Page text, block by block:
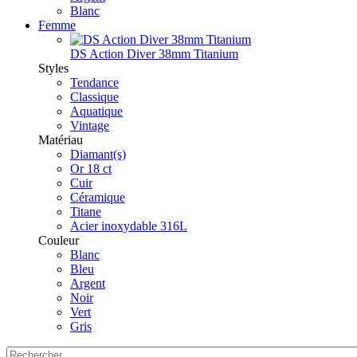
Blanc
Femme
DS Action Diver 38mm Titanium
Styles
Tendance
Classique
Aquatique
Vintage
Matériau
Diamant(s)
Or 18 ct
Cuir
Céramique
Titane
Acier inoxydable 316L
Couleur
Blanc
Bleu
Argent
Noir
Vert
Gris